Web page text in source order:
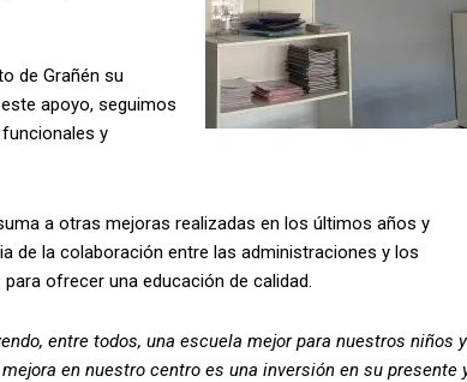
de Grañén su
apoyo, seguimos
y
a otras mejoras realizadas en los últimos años y
de la colaboración entre las administraciones y los
ofrecer una educación de calidad.
entre todos, una escuela mejor para nuestros niños y
en nuestro centro es una inversión en su presente